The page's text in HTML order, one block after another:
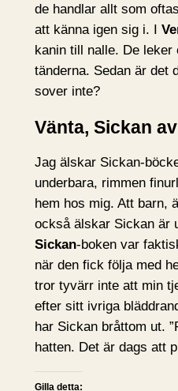
de handlar allt som
att känna igen sig i. I
kanin till nalle. De
tänderna. Sedan är det
sover inte?
Vänta, Sickan
Jag älskar Sickan-
underbara, rimmen
hem hos mig. Att barn,
också älskar Sickan är
Sickan-boken var
när den fick följa med
tror tyvärr inte att min
efter sitt ivriga
har Sickan bråttom ut.
hatten. Det är dags att
Gilla detta: